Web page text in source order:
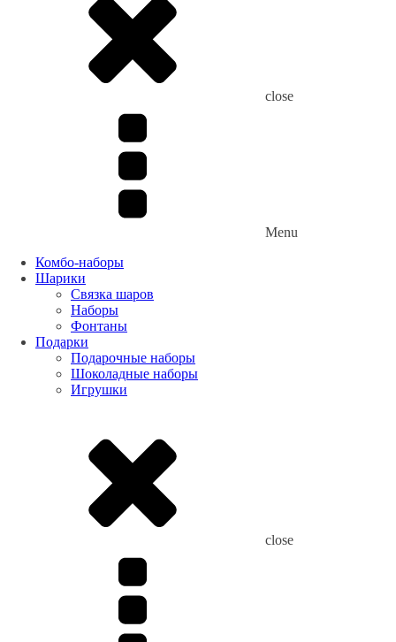
close
Menu
Комбо-наборы
Шарики
Связка шаров
Наборы
Фонтаны
Подарки
Подарочные наборы
Шоколадные наборы
Игрушки
close